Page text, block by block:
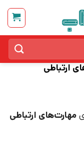
ارتباطی
مهارت‌های ارتباطی